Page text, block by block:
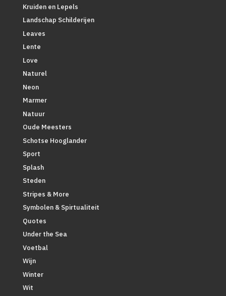
Kruiden en Lepels
Landschap Schilderijen
Leaves
Lente
Love
Naturel
Neon
Marmer
Natuur
Oude Meesters
Schotse Hooglander
Sport
Splash
Steden
Stripes & More
Symbolen & Spirtualiteit
Quotes
Under the Sea
Voetbal
Wijn
Winter
Wit